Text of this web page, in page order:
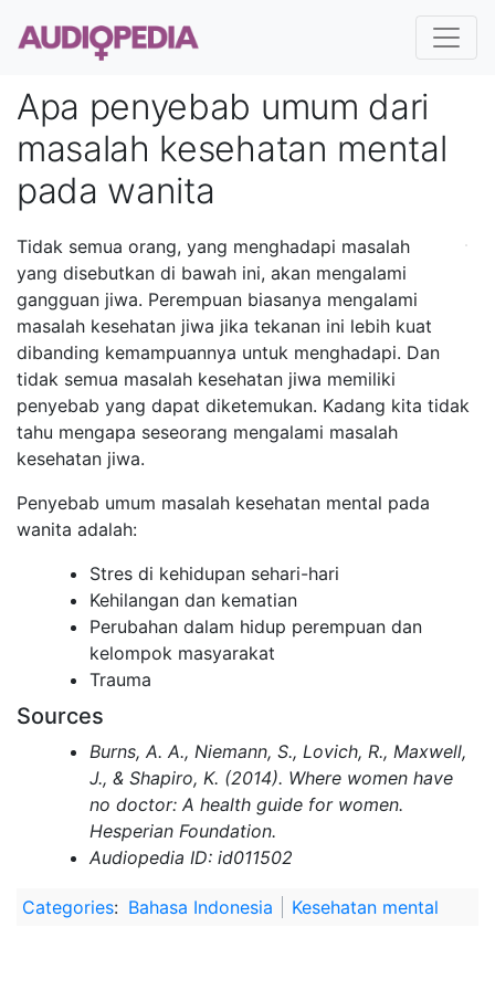
Apa penyebab umum dari
masalah kesehatan mental
pada wanita
Tidak semua orang, yang menghadapi masalah
yang disebutkan di bawah ini, akan mengalami
gangguan jiwa. Perempuan biasanya mengalami
masalah kesehatan jiwa jika tekanan ini lebih kuat
dibanding kemampuannya untuk menghadapi. Dan
tidak semua masalah kesehatan jiwa memiliki
penyebab yang dapat diketemukan. Kadang kita tidak
tahu mengapa seseorang mengalami masalah
kesehatan jiwa.
Penyebab umum masalah kesehatan mental pada
wanita adalah:
Stres di kehidupan sehari-hari
Kehilangan dan kematian
Perubahan dalam hidup perempuan dan
kelompok masyarakat
Trauma
Sources
Burns, A. A., Niemann, S., Lovich, R., Maxwell,
J., & Shapiro, K. (2014). Where women have
no doctor: A health guide for women.
Hesperian Foundation.
Audiopedia ID: id011502
Categories: Bahasa Indonesia Kesehatan mental